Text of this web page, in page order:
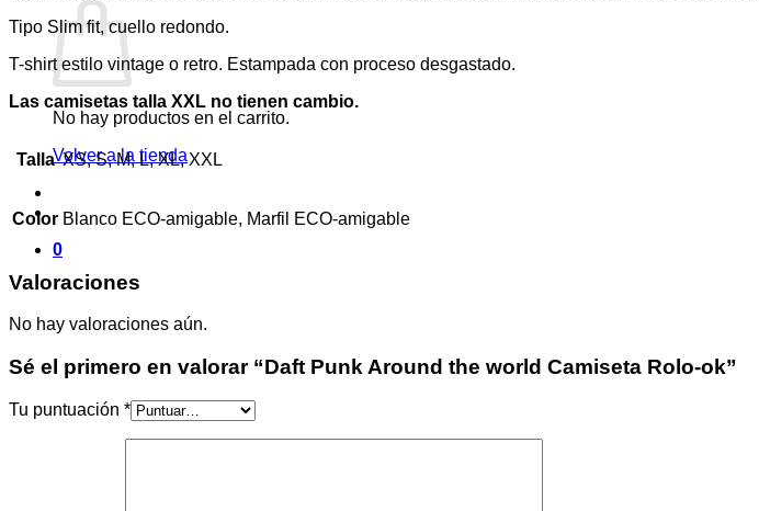
No hay productos en el carrito.
Volver a la tienda
0
Tipo Slim fit, cuello redondo.
T-shirt estilo vintage o retro. Estampada con proceso desgastado.
Las camisetas talla XXL no tienen cambio.
Talla XS, S, M, L, XL, XXL
Color Blanco ECO-amigable, Marfil ECO-amigable
Valoraciones
No hay valoraciones aún.
Sé el primero en valorar “Daft Punk Around the world Camiseta Rolo-ok”
Tu puntuación *